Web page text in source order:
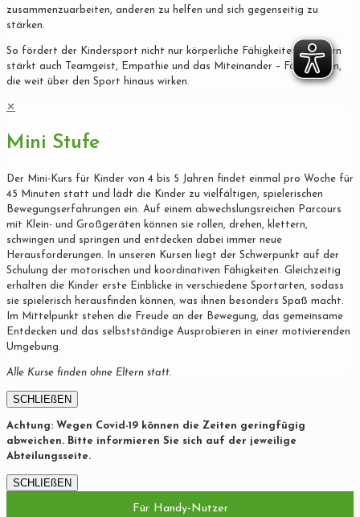
zusammenzuarbeiten, anderen zu helfen und sich gegenseitig zu
stärken.
So fördert der Kindersport nicht nur körperliche Fähigkeiten, sondern
stärkt auch Teamgeist, Empathie und das Miteinander – Fähigkeiten,
die weit über den Sport hinaus wirken.
✕
Mini Stufe
Der Mini-Kurs für Kinder von 4 bis 5 Jahren findet einmal pro Woche für
45 Minuten statt und lädt die Kinder zu vielfältigen, spielerischen
Bewegungserfahrungen ein. Auf einem abwechslungsreichen Parcours
mit Klein- und Großgeräten können sie rollen, drehen, klettern,
schwingen und springen und entdecken dabei immer neue
Herausforderungen. In unseren Kursen liegt der Schwerpunkt auf der
Schulung der motorischen und koordinativen Fähigkeiten. Gleichzeitig
erhalten die Kinder erste Einblicke in verschiedene Sportarten, sodass
sie spielerisch herausfinden können, was ihnen besonders Spaß macht.
Im Mittelpunkt stehen die Freude an der Bewegung, das gemeinsame
Entdecken und das selbstständige Ausprobieren in einer motivierenden
Umgebung.
Alle Kurse finden ohne Eltern statt.
SCHLIEßEN
Achtung: Wegen Covid-19 können die Zeiten geringfügig
abweichen. Bitte informieren Sie sich auf der jeweilige
Abteilungsseite.
SCHLIEßEN
Für Handy-Nutzer